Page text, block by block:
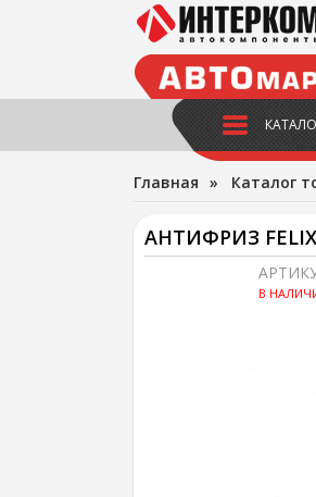
Главная » Каталог
АНТИФРИЗ FELIX
В